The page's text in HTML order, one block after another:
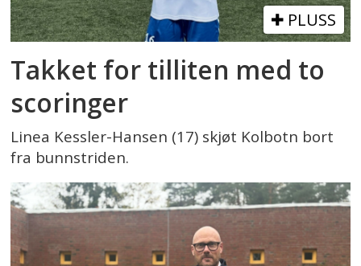
PLUSS
Takket for tilliten med to
scoringer
Linea Kessler-Hansen (17) skjøt Kolbotn bort
fra bunnstriden.